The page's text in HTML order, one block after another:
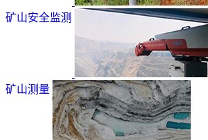
矿山安全监测
矿山测量